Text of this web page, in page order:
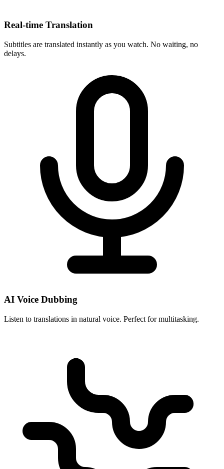
Real-time Translation
Subtitles are translated instantly as you watch. No waiting, no
delays.
AI Voice Dubbing
Listen to translations in natural voice. Perfect for multitasking.